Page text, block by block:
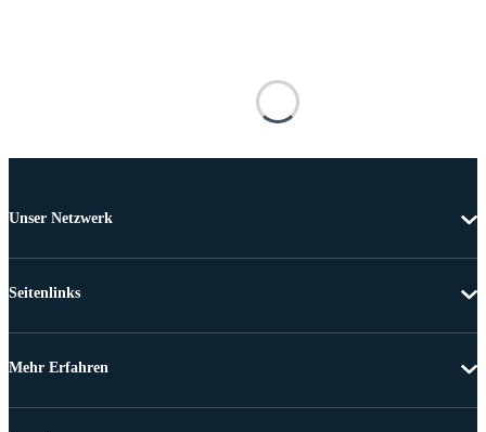
Unser Netzwerk
Seitenlinks
Mehr Erfahren